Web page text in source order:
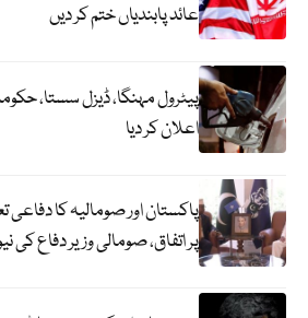
عائد پابندیاں ختم کر دیں
پیٹرول مہنگا، ڈیزل سستا،
اعلان کر دیا
پاکستان اور صومالیہ کا
پر اتفاق، صومالی وزیر دفاع کی